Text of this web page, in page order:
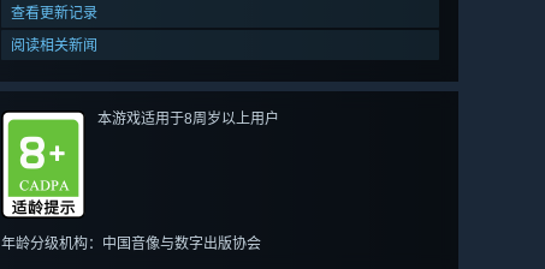
查看更新记录
阅读相关新闻
本游戏适用于8周岁以上用户
年龄分级机构：中国音像与数字出版协会